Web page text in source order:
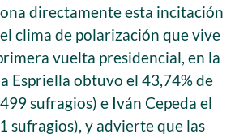
directamente esta incitación
clima de polarización que vive
vuelta presidencial, en la
Espriella obtuvo el 43,74% de
sufragios) e Iván Cepeda el
sufragios), y advierte que las